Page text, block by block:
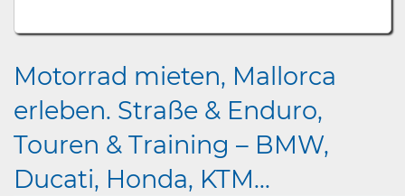
Motorrad mieten, Mallorca
erleben. Straße & Enduro,
Touren & Training – BMW,
Ducati, Honda, KTM...